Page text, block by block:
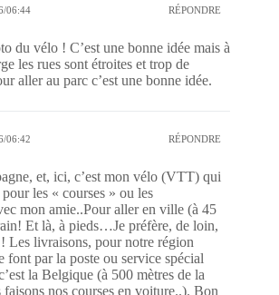
06:44 RÉPONDRE
du vélo ! C’est une bonne idée mais à
les rues sont étroites et trop de
aller au parc c’est une bonne idée.
06:42 RÉPONDRE
et, ici, c’est mon vélo (VTT) qui
les « courses » ou les
mon amie..Pour aller en ville (à 45
Et là, à pieds…Je préfère, de loin,
Les livraisons, pour notre région
font par la poste ou service spécial
la Belgique (à 500 mètres de la
faisons nos courses en voiture..). Bon